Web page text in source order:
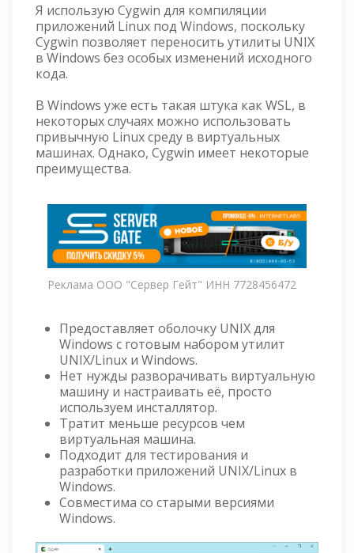
Я использую Cygwin для компиляции
приложений Linux под Windows, поскольку
Cygwin позволяет переносить утилиты UNIX
в Windows без особых изменений исходного
кода.
В Windows уже есть такая штука как WSL, в
некоторых случаях можно использовать
привычную Linux среду в виртуальных
машинах. Однако, Cygwin имеет некоторые
преимущества.
Реклама ООО "Сервер Гейт" ИНН 7728456472
Предоставляет оболочку UNIX для
Windows с готовым набором утилит
UNIX/Linux и Windows.
Нет нужды разворачивать виртуальную
машину и настраивать её, просто
используем инсталлятор.
Тратит меньше ресурсов чем
виртуальная машина.
Подходит для тестирования и
разработки приложений UNIX/Linux в
Windows.
Совместима со старыми версиями
Windows.